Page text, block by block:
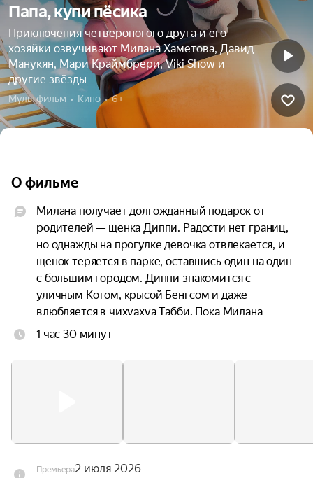
Папа, купи пёсика
Приключения четвероногого друга и его
хозяйки озвучивают Милана Хаметова, Давид
Манукян, Мари Краймбрери, Viki Show и
другие звёзды
Мультфильм  •  Кино  •  6+
О фильме
Милана получает долгожданный подарок от
родителей — щенка Диппи. Радости нет границ,
но однажды на прогулке девочка отвлекается, и
щенок теряется в парке, оставшись один на один
с большим городом. Диппи знакомится с
уличным Котом, крысой Бенгсом и даже
влюбляется в чихуахуа Табби. Пока Милана
ведёт поиски любимого песика, Диппи ждут
предстоит стать настоящим героем, способным
1 час 30 минут
Премьера2 июля 2026